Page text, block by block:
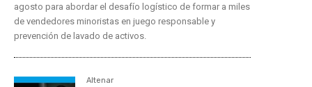
agosto para abordar el desafío logístico de formar a miles
de vendedores minoristas en juego responsable y
prevención de lavado de activos.
Altenar